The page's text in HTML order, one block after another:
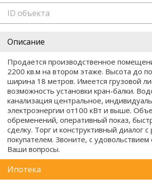
ID объекта
Описание
Продается производственное
2200 кв.м на втором этаже. Высота до
ширина 18 метров. Имеется грузовой
возможность установки кран-балки.
канализация центральное,
электроэнергии от100 кВт и выше.
обременений, оперативный показ,
сделку. Торг и конструктивный диалог
покупателем. Звоните, с удовольствием
Ваши вопросы.
Ипотека